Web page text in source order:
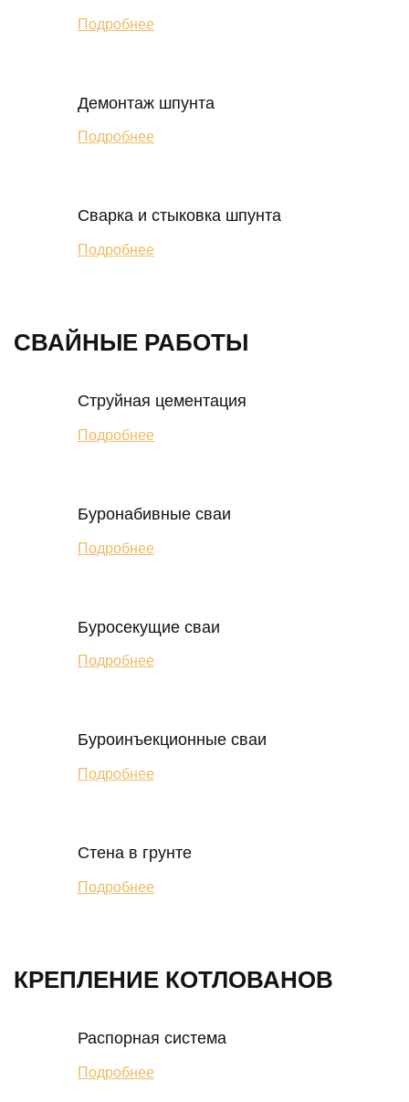
Подробнее
Демонтаж шпунта
Подробнее
Сварка и стыковка шпунта
Подробнее
СВАЙНЫЕ РАБОТЫ
Струйная цементация
Подробнее
Буронабивные сваи
Подробнее
Буросекущие сваи
Подробнее
Буроинъекционные сваи
Подробнее
Стена в грунте
Подробнее
КРЕПЛЕНИЕ КОТЛОВАНОВ
Распорная система
Подробнее